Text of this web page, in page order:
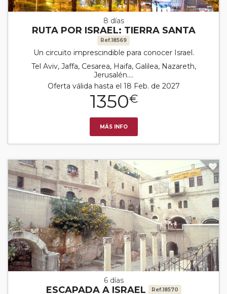
8 días
RUTA POR ISRAEL: TIERRA SANTA
Ref.18569
Un circuito imprescindible para conocer Israel.
Tel Aviv, Jaffa, Cesarea, Haifa, Galilea, Nazareth,
Jerusalén....
Oferta válida hasta el 18 Feb. de 2027
1350€
MÁS INFO
6 días
ESCAPADA A ISRAEL Ref.18570